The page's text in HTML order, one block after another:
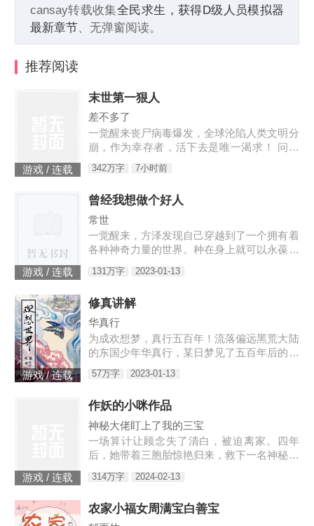
cansay转载收集全民求生，获得D级人员模拟器
最新章节、无弹窗阅读。
推荐阅读
游戏 / 连载
末世第一狠人
差不多了
一觉醒来丧尸病毒爆发，全球沦陷人类文明分
崩，作为幸存者，活下去是唯一渴求！ 问：
末世怎样才能活下去？答：首先要狠！【非重
生】【轻系统】【丧尸】【末世生存】【杀伐
342万字 7小时前
游戏 / 连载
曾经我想做个好人
常世
一觉醒来，方泽发现自己穿越到了一个拥有着
各种神奇力量的世界。种在身上就可以永葆青
的小丑可以代替主人学习锻炼，而且效果翻倍
131万字 2023-01-13
游戏 / 连载
修真讲解
华真行
为成欢想梦，真行五百年！流落偏远黑荒大陆
的东国少年华真行，某日梦见了五百年后的世
界。在那个世界上，很多国度与部族甚至已消
失于历史长河，而古老的东国迎来了强大的新
57万字 2023-01-13
游戏 / 连载
作妖的小咪作品
神秘大佬盯上了我的三宝
一场算计让顾念失了清白，被迫离家。四年
后，她带着三胞胎惊艳归来，救下一名神秘男
她求负责。“你救了我，我以身相许。”三胞胎
鉴定，“乖，我是你们的亲爹。”顾念抚额，带
314万字 2024-02-13
农家小福女周满宝白善宝